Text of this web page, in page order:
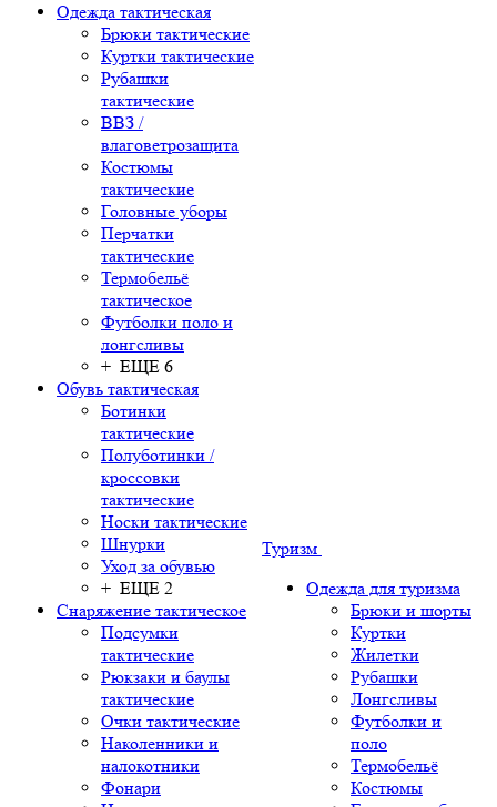
Одежда тактическая
Брюки тактические
Куртки тактические
Рубашки
тактические
ВВЗ /
влаговетрозащита
Костюмы
тактические
Головные уборы
Перчатки
тактические
Термобельё
тактическое
Футболки поло и
лонгсливы
+ ЕЩЕ 6
Обувь тактическая
Ботинки
тактические
Полуботинки /
кроссовки
тактические
Носки тактические
Шнурки
Уход за обувью
+ ЕЩЕ 2
Снаряжение тактическое
Подсумки
тактические
Рюкзаки и баулы
тактические
Очки тактические
Наколенники и
налокотники
Фонари
Туризм
Одежда для туризма
Брюки и шорты
Куртки
Жилетки
Рубашки
Лонгсливы
Футболки и
поло
Термобельё
Костюмы